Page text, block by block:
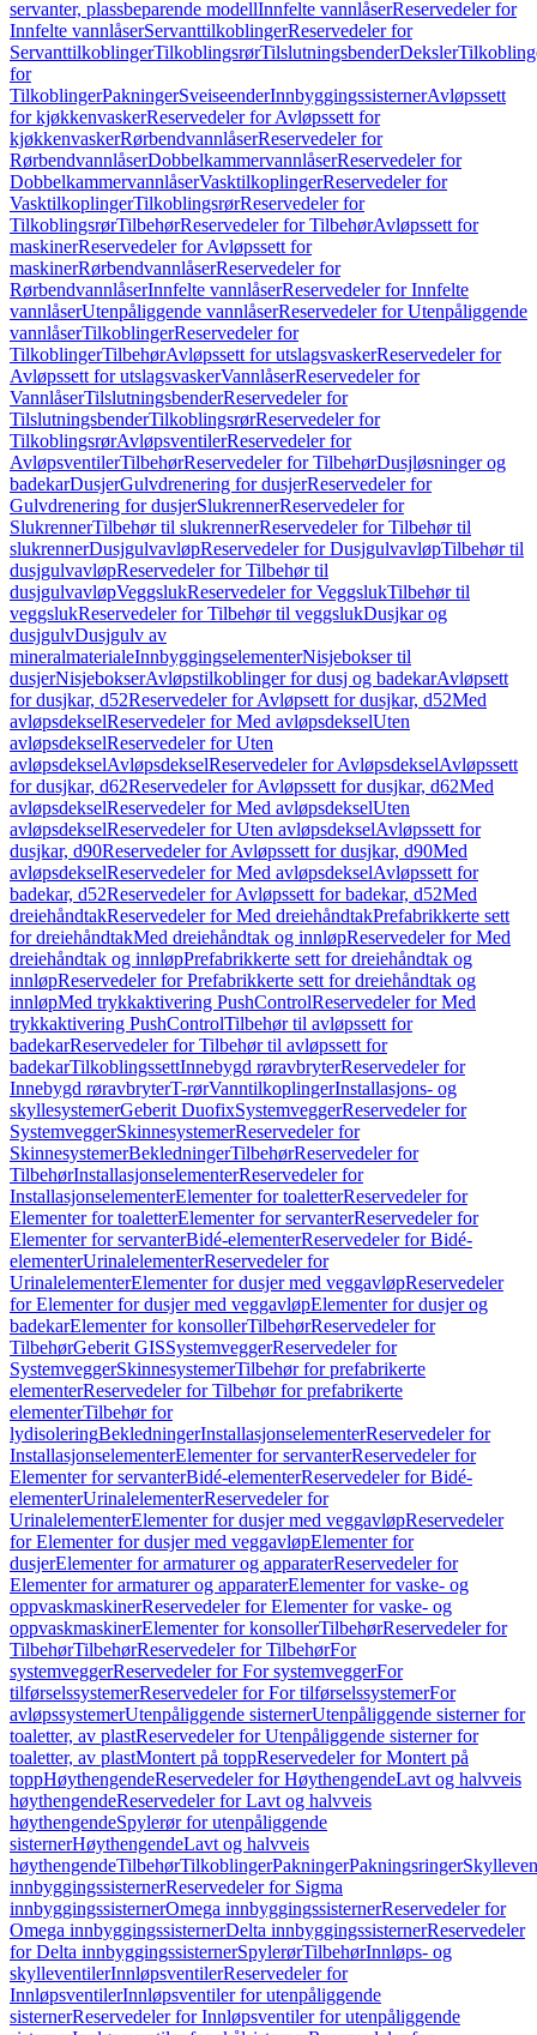
servanter, plassbeparende modellInnfelte vannlåserReservedeler for
Innfelte vannlåserServanttilkoblingerReservedeler for
ServanttilkoblingerTilkoblingsrørTilslutningsbenderDeksler
for
TilkoblingerPakningerSveiseenderInnbyggingssisternerAvløpssett
for kjøkkenvaskerReservedeler for Avløpssett for
kjøkkenvaskerRørbendvannlåserReservedeler for
RørbendvannlåserDobbelkammervannlåserReservedeler for
DobbelkammervannlåserVasktilkoplingerReservedeler for
VasktilkoplingerTilkoblingsrørReservedeler for
TilkoblingsrørTilbehørReservedeler for TilbehørAvløpssett for
maskinerReservedeler for Avløpssett for
maskinerRørbendvannlåserReservedeler for
RørbendvannlåserInnfelte vannlåserReservedeler for Innfelte
vannlåserUtenpåliggende vannlåserReservedeler for Utenpåliggende
vannlåserTilkoblingerReservedeler for
TilkoblingerTilbehørAvløpssett for utslagsvaskerReservedeler for
Avløpssett for utslagsvaskerVannlåserReservedeler for
VannlåserTilslutningsbenderReservedeler for
TilslutningsbenderTilkoblingsrørReservedeler for
TilkoblingsrørAvløpsventilerReservedeler for
AvløpsventilerTilbehørReservedeler for TilbehørDusjløsninger og
badekarDusjerGulvdrenering for dusjerReservedeler for
Gulvdrenering for dusjerSlukrennerReservedeler for
SlukrennerTilbehør til slukrennerReservedeler for Tilbehør til
slukrennerDusjgulvavløpReservedeler for DusjgulvavløpTilbehør til
dusjgulvavløpReservedeler for Tilbehør til
dusjgulvavløpVeggslukReservedeler for VeggslukTilbehør til
veggslukReservedeler for Tilbehør til veggslukDusjkar og
dusjgulvDusjgulv av
mineralmaterialeInnbyggingselementerNisjebokser til
dusjerNisjebokserAvløpstilkoblinger for dusj og badekarAvløpsett
for dusjkar, d52Reservedeler for Avløpsett for dusjkar, d52Med
avløpsdekselReservedeler for Med avløpsdekselUten
avløpsdekselReservedeler for Uten
avløpsdekselAvløpsdekselReservedeler for AvløpsdekselAvløpssett
for dusjkar, d62Reservedeler for Avløpssett for dusjkar, d62Med
avløpsdekselReservedeler for Med avløpsdekselUten
avløpsdekselReservedeler for Uten avløpsdekselAvløpssett for
dusjkar, d90Reservedeler for Avløpssett for dusjkar, d90Med
avløpsdekselReservedeler for Med avløpsdekselAvløpssett for
badekar, d52Reservedeler for Avløpssett for badekar, d52Med
dreiehåndtakReservedeler for Med dreiehåndtakPrefabrikkerte sett
for dreiehåndtakMed dreiehåndtak og innløpReservedeler for Med
dreiehåndtak og innløpPrefabrikkerte sett for dreiehåndtak og
innløpReservedeler for Prefabrikkerte sett for dreiehåndtak og
innløpMed trykkaktivering PushControlReservedeler for Med
trykkaktivering PushControlTilbehør til avløpssett for
badekarReservedeler for Tilbehør til avløpssett for
badekarTilkoblingssettInnebygd røravbryterReservedeler for
Innebygd røravbryterT-rørVanntilkoplingerInstallasjons- og
skyllesystemerGeberit DuofixSystemveggerReservedeler for
SystemveggerSkinnesystemerReservedeler for
SkinnesystemerBekledningerTilbehørReservedeler for
TilbehørInstallasjonselementerReservedeler for
InstallasjonselementerElementer for toaletterReservedeler for
Elementer for toaletterElementer for servanterReservedeler for
Elementer for servanterBidé-elementerReservedeler for Bidé-
elementerUrinalelementerReservedeler for
UrinalelementerElementer for dusjer med veggavløpReservedeler
for Elementer for dusjer med veggavløpElementer for dusjer og
badekarElementer for konsollerTilbehørReservedeler for
TilbehørGeberit GISSystemveggerReservedeler for
SystemveggerSkinnesystemerTilbehør for prefabrikerte
elementerReservedeler for Tilbehør for prefabrikerte
elementerTilbehør for
lydisoleringBekledningerInstallasjonselementerReservedeler for
InstallasjonselementerElementer for servanterReservedeler for
Elementer for servanterBidé-elementerReservedeler for Bidé-
elementerUrinalelementerReservedeler for
UrinalelementerElementer for dusjer med veggavløpReservedeler
for Elementer for dusjer med veggavløpElementer for
dusjerElementer for armaturer og apparaterReservedeler for
Elementer for armaturer og apparaterElementer for vaske- og
oppvaskmaskinerReservedeler for Elementer for vaske- og
oppvaskmaskinerElementer for konsollerTilbehørReservedeler for
TilbehørTilbehørReservedeler for TilbehørFor
systemveggerReservedeler for For systemveggerFor
tilførselssystemerReservedeler for For tilførselssystemerFor
avløpssystemerUtenpåliggende sisternerUtenpåliggende sisterner for
toaletter, av plastReservedeler for Utenpåliggende sisterner for
toaletter, av plastMontert på toppReservedeler for Montert på
toppHøythengendeReservedeler for HøythengendeLavt og halvveis
høythengendeReservedeler for Lavt og halvveis
høythengendeSpylerør for utenpåliggende
sisternerHøythengendeLavt og halvveis
høythengendeTilbehørTilkoblingerPakningerPakningsringer
innbyggingssisternerReservedeler for Sigma
innbyggingssisternerOmega innbyggingssisternerReservedeler for
Omega innbyggingssisternerDelta innbyggingssisternerReservedeler
for Delta innbyggingssisternerSpylerørTilbehørInnløps- og
skylleventilerInnløpsventilerReservedeler for
InnløpsventilerInnløpsventiler for utenpåliggende
sisternerReservedeler for Innløpsventiler for utenpåliggende